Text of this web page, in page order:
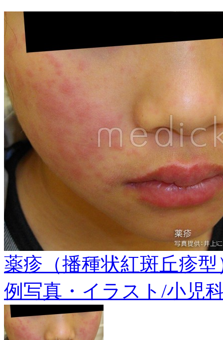
薬疹（播種状紅斑丘疹
例写真・イラスト/小児